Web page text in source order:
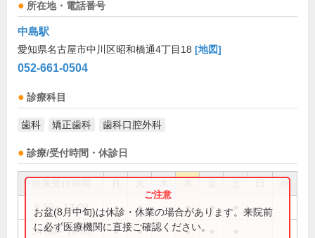
所在地・電話番号
中島駅
愛知県名古屋市中川区昭和橋通4丁目18 [地図]
052-661-0504
診療科目
歯科 矯正歯科 歯科口腔外科
診療/受付時間・休診日
祝
9:30～13:00 ● ● ● ●
14:30～18:30 ● ● ●
お盆(8月中旬)は休診・休業の場合があります。来院前
に必ず医療機関に直接ご確認ください。